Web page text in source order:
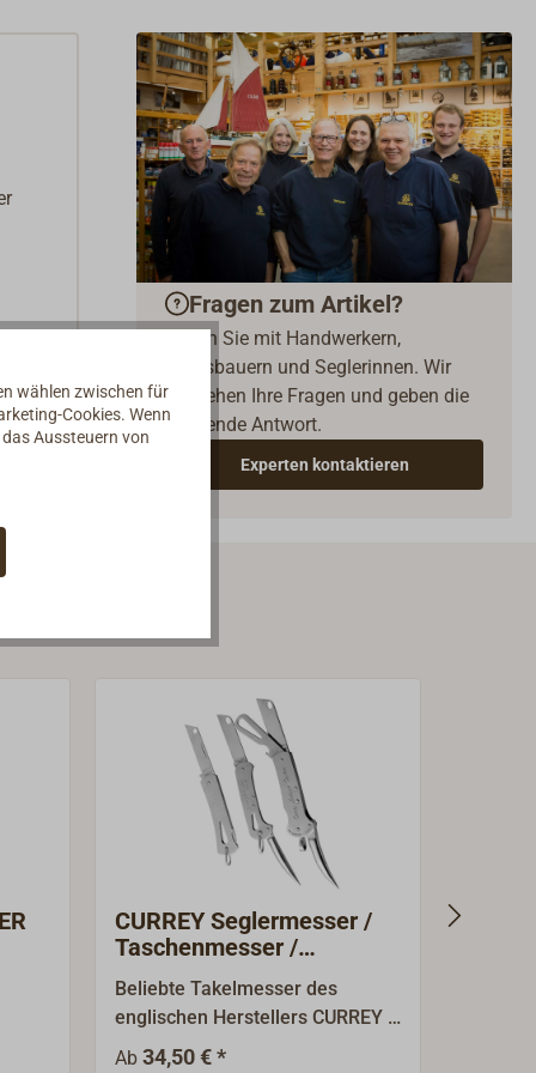
Fragen zum Artikel?
Reden Sie mit Handwerkern,
Bootsbauern und Seglerinnen. Wir
verstehen Ihre Fragen und geben die
passende Antwort.
Experten kontaktieren
CURREY Seglermesser /
Taschenmesser /
Takelmesser
Beliebte Takelmesser des
englischen Herstellers CURREY -
durable Taschenmesser, von
Ab 34,50 € *
wählen zwischen für
Cookies. Wenn
Aussteuern von